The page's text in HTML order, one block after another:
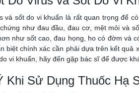
và sốt do vi khuẩn là rất quan trọng để
như đau đầu, đau cơ, mệt mỏi và
như sốt cao, đau họng, ho có đờm và
biệt chính xác cần phải dựa trên kết quả
vi khuẩn, hãy đến gặp bác sĩ để được
Khi Sử Dụng Thuốc Hạ